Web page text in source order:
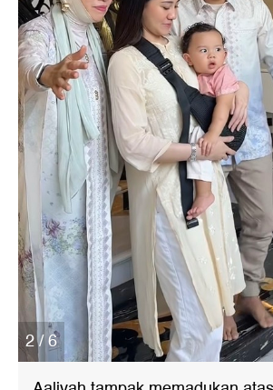
2 / 6